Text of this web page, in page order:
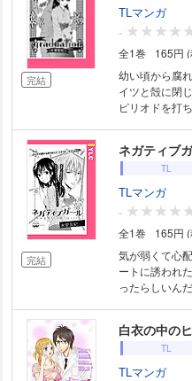
完結
TLマンガ
-
全1巻
165円
幼い頃から腐
イツと殻に閉
ピリオドを打ちたいの!! ※本作品は、他コンテ
完結
ネガティブ
TL
TLマンガ
-
全1巻
165円
気が弱くて心
ートに誘われ
ったらしいん
白衣の中の
TL
TLマンガ